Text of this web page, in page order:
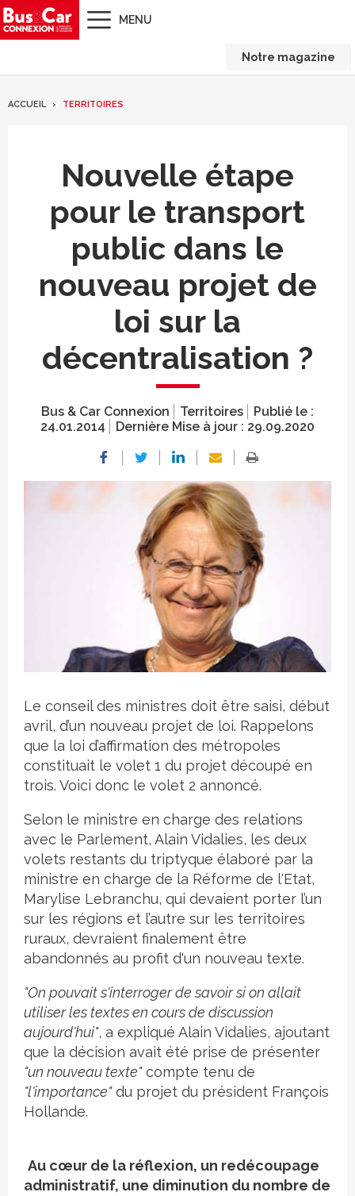
MENU
Notre magazine
ACCUEIL TERRITOIRES
Nouvelle étape
pour le transport
public dans le
nouveau projet de
loi sur la
décentralisation ?
Bus & Car Connexion Territoires
Publié le :
24.01.2014
Dernière Mise à jour : 29.09.2020
Crédit photo
Le conseil des ministres doit être saisi, début
avril, d’un nouveau projet de loi. Rappelons
que la loi d’affirmation des métropoles
constituait le volet 1 du projet découpé en
trois. Voici donc le volet 2 annoncé.
Selon le ministre en charge des relations
avec le Parlement, Alain Vidalies, les deux
volets restants du triptyque élaboré par la
ministre en charge de la Réforme de l'Etat,
Marylise Lebranchu, qui devaient porter l’un
sur les régions et l’autre sur les territoires
ruraux, devraient finalement être
abandonnés au profit d'un nouveau texte.
"On pouvait s'interroger de savoir si on allait
utiliser les textes en cours de discussion
aujourd'hui", a expliqué Alain Vidalies, ajoutant
que la décision avait été prise de présenter
"un nouveau texte"compte tenu de
"l'importance"du projet du président François
Hollande.
Au cœur de la réflexion, un redécoupage
administratif, une diminution du nombre de